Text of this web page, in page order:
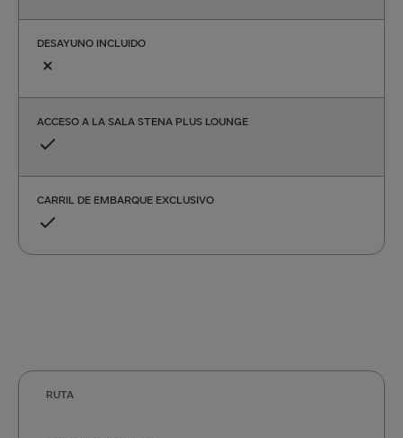
DESAYUNO INCLUIDO
ACCESO A LA SALA STENA PLUS LOUNGE
CARRIL DE EMBARQUE EXCLUSIVO
RUTA